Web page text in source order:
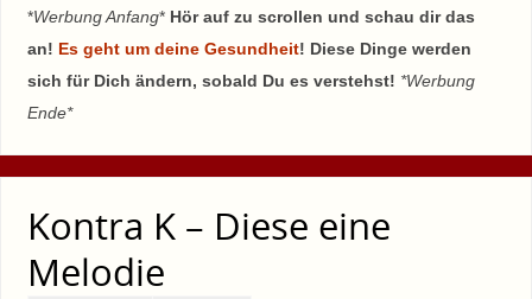
*Werbung Anfang* Hör auf zu scrollen und schau dir das
an! Es geht um deine Gesundheit! Diese Dinge werden
sich für Dich ändern, sobald Du es verstehst! *Werbung
Ende*
Kontra K – Diese eine
Melodie